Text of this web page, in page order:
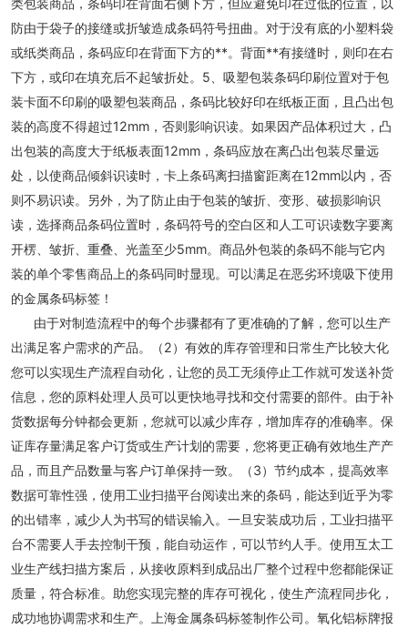
防由于袋子的接缝或折皱造成条码符号扭曲。对于没有底的小塑料袋
或纸类商品，条码应印在背面下方的**。背面**有接缝时，则印在右
下方，或印在填充后不起皱折处。5、吸塑包装条码印刷位置对于包
装卡面不印刷的吸塑包装商品，条码比较好印在纸板正面，且凸出包
装的高度不得超过12mm，否则影响识读。如果因产品体积过大，凸
出包装的高度大于纸板表面12mm，条码应放在离凸出包装尽量远
处，以使商品倾斜识读时，卡上条码离扫描窗距离在12mm以内，否
则不易识读。另外，为了防止由于包装的皱折、变形、破损影响识
读，选择商品条码位置时，条码符号的空白区和人工可识读数字要离
开楞、皱折、重叠、光盖至少5mm。商品外包装的条码不能与它内
装的单个零售商品上的条码同时显现。可以满足在恶劣环境吸下使用
的金属条码标签！
由于对制造流程中的每个步骤都有了更准确的了解，您可以生产
出满足客户需求的产品。（2）有效的库存管理和日常生产比较大化
您可以实现生产流程自动化，让您的员工无须停止工作就可发送补货
信息，您的原料处理人员可以更快地寻找和交付需要的部件。由于补
货数据每分钟都会更新，您就可以减少库存，增加库存的准确率。保
证库存量满足客户订货或生产计划的需要，您将更正确有效地生产产
品，而且产品数量与客户订单保持一致。（3）节约成本，提高效率
数据可靠性强，使用工业扫描平台阅读出来的条码，能达到近乎为零
的出错率，减少人为书写的错误输入。一旦安装成功后，工业扫描平
台不需要人手去控制干预，能自动运作，可以节约人手。使用互太工
业生产线扫描方案后，从接收原料到成品出厂整个过程中您都能保证
质量，符合标准。助您实现完整的库存可视化，使生产流程同步化，
成功地协调需求和生产。上海金属条码标签制作公司。氧化铝标牌报